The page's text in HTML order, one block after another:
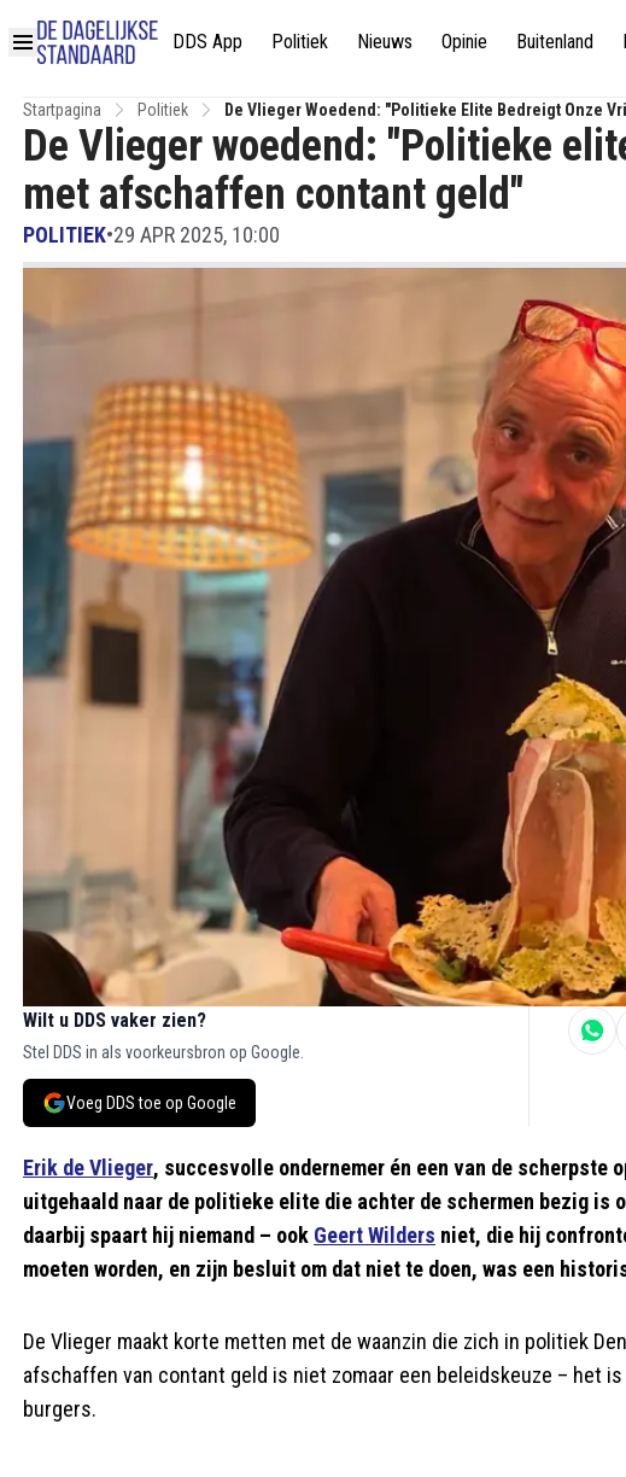
DDS App Politiek Nieuws Opinie Buitenland
Startpagina Politiek De Vlieger Woedend: "Politieke Elite Bedreigt Onze
De Vlieger woedend: "Politieke
met afschaffen contant geld"
POLITIEK•29 APR 2025, 10:00
Wilt u DDS vaker zien?
Stel DDS in als voorkeursbron op Google.
Voeg DDS toe op Google
Erik de Vlieger, succesvolle ondernemer én een van de scherpste
uitgehaald naar de politieke elite die achter de schermen bezig is
daarbij spaart hij niemand – ook Geert Wilders niet, die hij
moeten worden, en zijn besluit om dat niet te doen, was een
De Vlieger maakt korte metten met de waanzin die zich in politiek
afschaffen van contant geld is niet zomaar een beleidskeuze – het
burgers.